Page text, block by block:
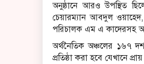
অনুষ্ঠানে আরও উপস্থিত
চেয়ারম্যান আবদুল
পরিচালক এম এ কাদেরসহ
অর্থনৈতিক অঞ্চলের ১৬৭
প্রতিষ্ঠা করা হবে যেখানে